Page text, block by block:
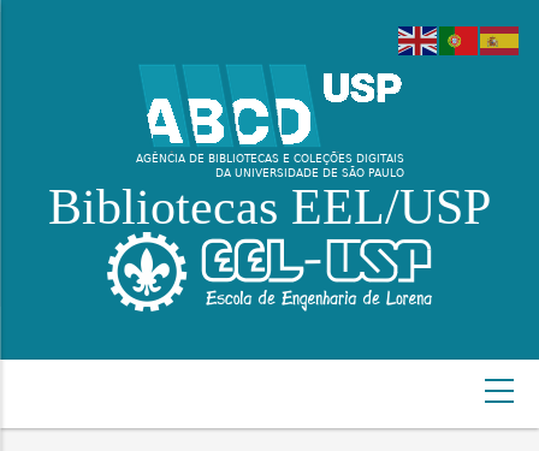
Bibliotecas EEL/USP